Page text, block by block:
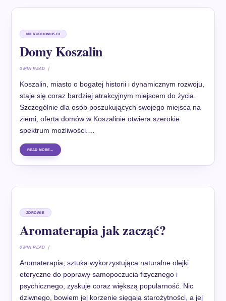
NIERUCHOMOŚCI
Domy Koszalin
0 MIN READ
Koszalin, miasto o bogatej historii i dynamicznym rozwoju,
staje się coraz bardziej atrakcyjnym miejscem do życia.
Szczególnie dla osób poszukujących swojego miejsca na
ziemi, oferta domów w Koszalinie otwiera szerokie
spektrum możliwości.…
READ MORE
ZDROWIE
Aromaterapia jak zacząć?
0 MIN READ
Aromaterapia, sztuka wykorzystująca naturalne olejki
eteryczne do poprawy samopoczucia fizycznego i
psychicznego, zyskuje coraz większą popularność. Nic
dziwnego, bowiem jej korzenie sięgają starożytności, a jej